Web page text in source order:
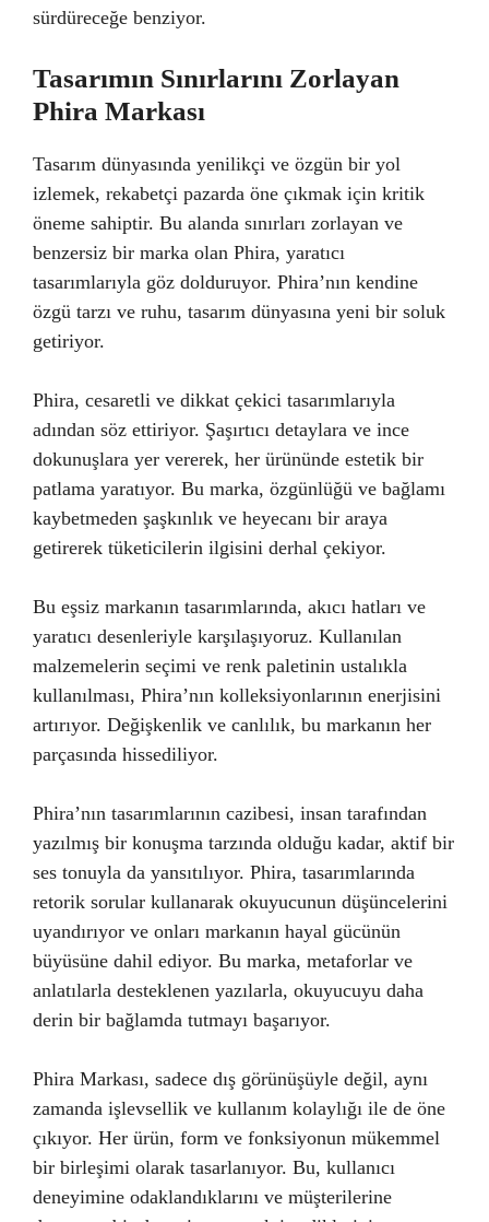
sürdüreceğe benziyor.
Tasarımın Sınırlarını Zorlayan
Phira Markası
Tasarım dünyasında yenilikçi ve özgün bir yol
izlemek, rekabetçi pazarda öne çıkmak için kritik
öneme sahiptir. Bu alanda sınırları zorlayan ve
benzersiz bir marka olan Phira, yaratıcı
tasarımlarıyla göz dolduruyor. Phira’nın kendine
özgü tarzı ve ruhu, tasarım dünyasına yeni bir soluk
getiriyor.
Phira, cesaretli ve dikkat çekici tasarımlarıyla
adından söz ettiriyor. Şaşırtıcı detaylara ve ince
dokunuşlara yer vererek, her ürününde estetik bir
patlama yaratıyor. Bu marka, özgünlüğü ve bağlamı
kaybetmeden şaşkınlık ve heyecanı bir araya
getirerek tüketicilerin ilgisini derhal çekiyor.
Bu eşsiz markanın tasarımlarında, akıcı hatları ve
yaratıcı desenleriyle karşılaşıyoruz. Kullanılan
malzemelerin seçimi ve renk paletinin ustalıkla
kullanılması, Phira’nın kolleksiyonlarının enerjisini
artırıyor. Değişkenlik ve canlılık, bu markanın her
parçasında hissediliyor.
Phira’nın tasarımlarının cazibesi, insan tarafından
yazılmış bir konuşma tarzında olduğu kadar, aktif bir
ses tonuyla da yansıtılıyor. Phira, tasarımlarında
retorik sorular kullanarak okuyucunun düşüncelerini
uyandırıyor ve onları markanın hayal gücünün
büyüsüne dahil ediyor. Bu marka, metaforlar ve
anlatılarla desteklenen yazılarla, okuyucuyu daha
derin bir bağlamda tutmayı başarıyor.
Phira Markası, sadece dış görünüşüyle değil, aynı
zamanda işlevsellik ve kullanım kolaylığı ile de öne
çıkıyor. Her ürün, form ve fonksiyonun mükemmel
bir birleşimi olarak tasarlanıyor. Bu, kullanıcı
deneyimine odaklandıklarını ve müşterilerine